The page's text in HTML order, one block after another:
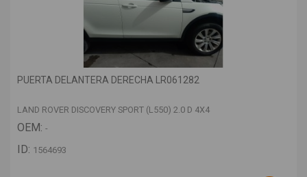
PUERTA DELANTERA DERECHA LR061282
LAND ROVER DISCOVERY SPORT (L550) 2.0 D 4X4
OEM: -
ID: 1564693